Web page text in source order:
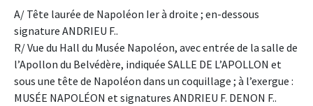
A/ Tête laurée de Napoléon Ier à droite ; en-dessous
signature ANDRIEU F..
R/ Vue du Hall du Musée Napoléon, avec entrée de la salle de
l’Apollon du Belvédère, indiquée SALLE DE L’APOLLON et
sous une tête de Napoléon dans un coquillage ; à l’exergue :
MUSÉE NAPOLÉON et signatures ANDRIEU F. DENON F..